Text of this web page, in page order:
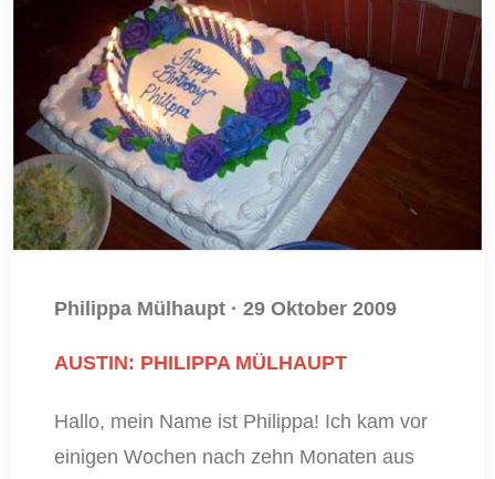
Philippa Mülhaupt · 29 Oktober 2009
AUSTIN: PHILIPPA MÜLHAUPT
Hallo, mein Name ist Philippa! Ich kam vor
einigen Wochen nach zehn Monaten aus